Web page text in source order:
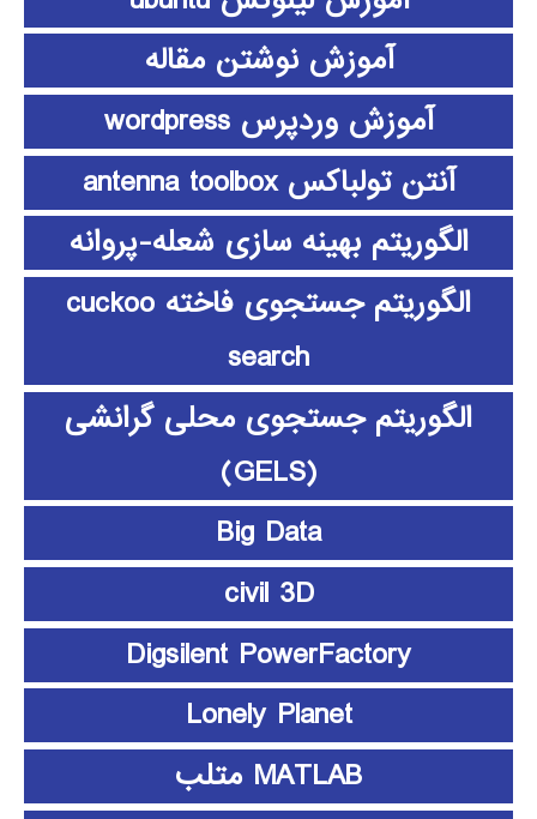
آموزش نوشتن مقاله
آموزش وردپرس wordpress
آنتن تولباکس antenna toolbox
الگوریتم بهینه سازی شعله-پروانه
الگوریتم جستجوی فاخته cuckoo
search
الگوریتم جستجوی محلی گرانشی
(GELS)
Big Data
civil 3D
Digsilent PowerFactory
Lonely Planet
MATLAB متلب